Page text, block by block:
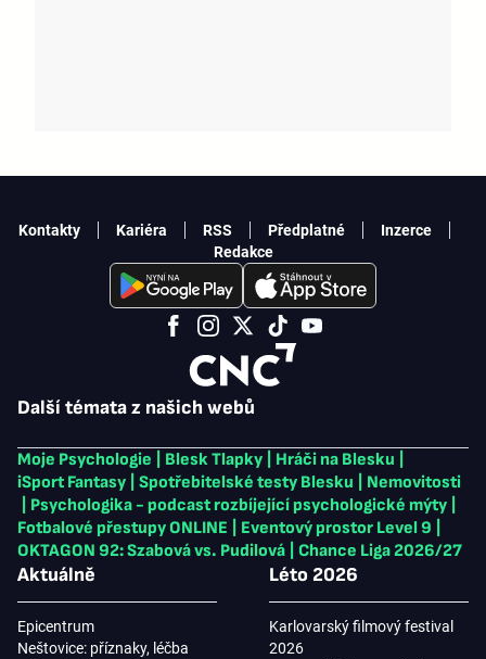
Další témata z našich webů
Moje Psychologie Blesk Tlapky Hráči na Blesku
iSport Fantasy
Spotřebitelské testy Blesku
Nemovitosti
Psychologika - podcast rozbíjející psychologické mýty
Fotbalové přestupy ONLINE
Eventový prostor Level 9
OKTAGON 92: Szabová vs. Pudilová
Chance Liga 2026/27
Aktuálně
Epicentrum
Neštovice: příznaky, léčba
Léto 2026
Karlovarský filmový festival
2026
Kontakty Kariéra RSS Předplatné
Inzerce
Redakce